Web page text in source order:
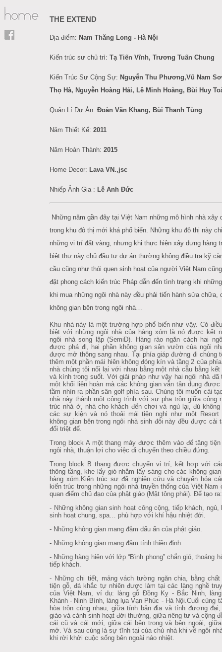
THE EXTEND
Địa điểm: Nam Thăng Long - Hà Nội
Kiến trúc sư chủ trì: Tạ Tiến Vĩnh, Trương Tuấn Chung
Kiến Trúc Sư Cộng Sự: Nguyễn Thu Phương,Vũ Nam
Thọ Hà, Nguyễn Hoàng Hải, Lê Minh Hoàng, Bùi Huy
Quản Lí Dự Án: Đoàn Văn Khang, Bùi Thanh Tùng
Năm Thiết Kế: 2011
Năm Hoàn Thành: 2015
Home Decor: Lava VN.,jsc
Nhiếp Ảnh Gia : Lê Anh Đức
Những năm gần đây tại Việt Nam những mô hình nhà xây
trong khu đô thị mới khá phổ biến. Những khu đô thị này
những vị trí đất vàng, nhưng khi thực hiện xây dựng hàng
biệt thự này chủ đầu tư dự án thường không điều tra kỹ
cầu cũng như thói quen sinh hoạt của người Việt Nam
đặt phong cách kiến trúc Pháp dẫn đến tình trạng khi
khi mua những ngôi nhà này đều phải tiến hành sửa chữa,
không gian bên trong ngôi nhà…
Khu nhà này là một trường hợp phổ biến như vậy. Có
biệt với những ngôi nhà của hàng xóm là nó được kết
ngôi nhà song lập (SemiD). Hàng rào ngăn cách hai
được phá đi, hai phần không gian sân vườn của ngôi
được mở thông sang nhau. Tại phía giáp đường đi chúng
thêm một phần mái hiên không đóng kín và tầng 2 của
nhà chúng tôi nối lại với nhau bằng một nhà cầu bằng kết
và kính trong suốt. Với giải pháp như vậy hai ngôi nhà đã
một khối liên hoàn mà các không gian vẫn tận dụng
tầm nhìn ra phần sân golf phía sau. Chúng tôi muốn cải
nhà này thành một công trình với sự pha trộn giữa công
trúc nhà ở, nhà cho khách đến chơi và ngủ lại, đủ không
các sự kiện và nó thoải mái tiện nghi như một Resort
không gian bên trong ngôi nhà sinh đôi này đều được cải
đổi triệt để.
Trong block A một thang máy được thêm vào để tăng
ngôi nhà, thuận lợi cho việc di chuyển theo chiều đứng.
Trong block B thang được chuyển vị trí, kết hợp với
thông tầng, khe lấy gió nhằm lấy sáng cho các không
hàng xóm.Kiến trúc sư đã nghiên cứu và chuyển hóa
kiến trúc trong những ngôi nhà truyền thống của Việt Nam
quan điểm chủ đạo của phật giáo (Mật tông phái). Để tạo ra:
- Những không gian sinh hoạt công cộng, tiếp khách, ngủ,
sinh hoạt chung, spa… phù hợp với khí hậu nhiệt đới.
- Những không gian mang đậm dấu ấn của phật giáo.
- Những không gian mang đậm tính thiền định.
- Những hàng hiên với lớp “Bình phong” chắn gió, thoáng
tiếp khách.
- Những chi tiết, mảng vách tường ngăn chia, bằng chất
tiện gỗ, đá khắc tự nhiên được làm tại các làng nghề
của Việt Nam, ví dụ: làng gỗ Đồng Kỵ - Bắc Ninh,
Khánh - Ninh Bình, làng lụa Vạn Phúc - Hà Nội.Cuối cùng
hòa trộn cùng nhau, giữa tính bản địa và tính đương
giáo và cảnh sinh hoạt đời thường, giữa riêng tư và cộng
cái cũ và cái mới, giữa cái bên trong và bên ngoài,
mở. Và sau cùng là sự tĩnh tại của chủ nhà khi về ngôi
khi rời khởi cuộc sống bên ngoài náo nhiệt.